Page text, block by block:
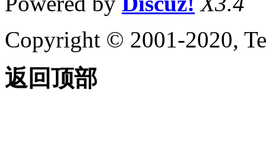
Copyright © 2001-2020,
返回顶部